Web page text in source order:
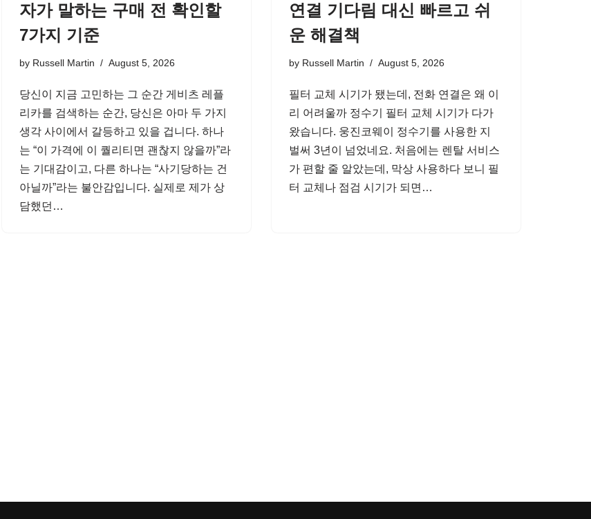
자가 말하는 구매 전 확인할
7가지 기준
by Russell Martin August 5, 2026
당신이 지금 고민하는 그 순간 게비츠 레플
리카를 검색하는 순간, 당신은 아마 두 가지
생각 사이에서 갈등하고 있을 겁니다. 하나
는 “이 가격에 이 퀄리티면 괜찮지 않을까”라
는 기대감이고, 다른 하나는 “사기당하는 건
아닐까”라는 불안감입니다. 실제로 제가 상
담했던…
연결 기다림 대신 빠르고 쉬
운 해결책
by Russell Martin August 5, 2026
필터 교체 시기가 됐는데, 전화 연결은 왜 이
리 어려울까 정수기 필터 교체 시기가 다가
왔습니다. 웅진코웨이 정수기를 사용한 지
벌써 3년이 넘었네요. 처음에는 렌탈 서비스
가 편할 줄 알았는데, 막상 사용하다 보니 필
터 교체나 점검 시기가 되면…